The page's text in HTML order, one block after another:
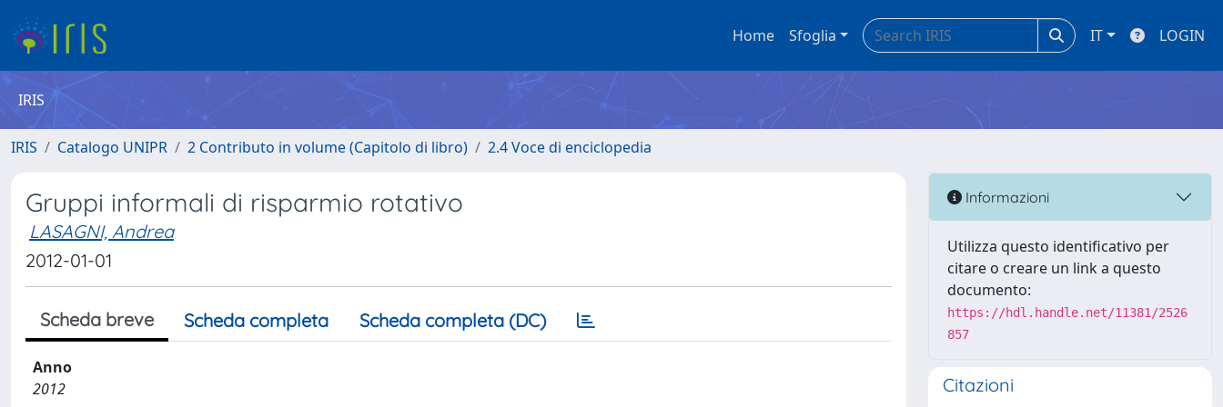
Home Sfoglia IT LOGIN
IRIS
IRIS Catalogo UNIPR 2 Contributo in volume (Capitolo di libro) 2.4 Voce di enciclopedia
Gruppi informali di risparmio rotativo
LASAGNI, Andrea
2012-01-01
Scheda breve Scheda completa Scheda completa (DC)
Anno
2012
Informazioni
Utilizza questo identificativo per
citare o creare un link a questo
documento:
https://hdl.handle.net/11381/2526
857
Citazioni